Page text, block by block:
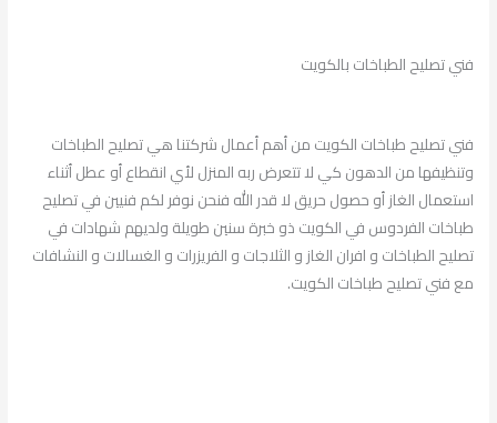
فني تصليح الطباخات بالكويت
فني تصليح طباخات الكويت من أهم أعمال شركتنا هي تصليح الطباخات
وتنظيفها من الدهون كي لا تتعرض ربه المنزل لأي انقطاع أو عطل أثناء
استعمال الغاز أو حصول حريق لا قدر الله فنحن نوفر لكم فنيين في تصليح
طباخات الفردوس في الكويت ذو خبرة سنين طويلة ولديهم شهادات في
تصليح الطباخات و افران الغاز و الثلاجات و الفريزرات و الغسالات و النشافات
مع فني تصليح طباخات الكويت.